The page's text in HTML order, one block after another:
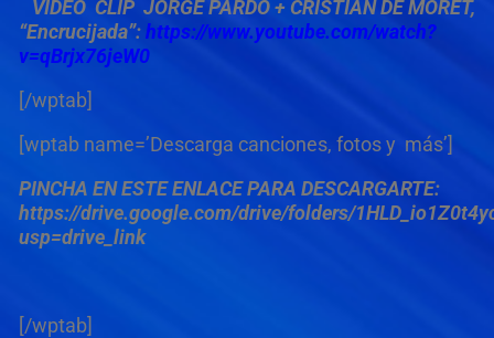
VIDEO CLIP JORGE PARDO + CRISTIAN DE MORET,
“Encrucijada”:https://www.youtube.com/watch?
v=qBrjx76jeW0
[/wptab]
[wptab name=’Descarga canciones, fotos y más’]
PINCHA EN ESTE ENLACE PARA DESCARGARTE:
https://drive.google.com/drive/folders/
usp=drive_link
[/wptab]